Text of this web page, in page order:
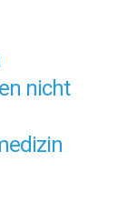
nicht